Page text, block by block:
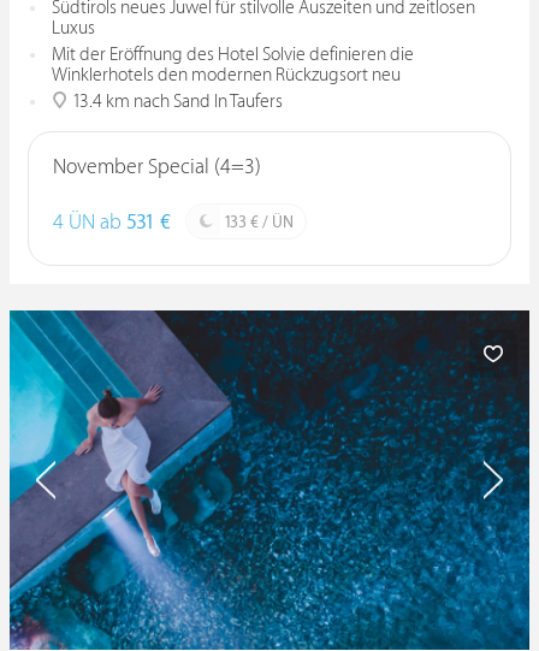
Südtirols neues Juwel für stilvolle Auszeiten und zeitlosen
Luxus
Mit der Eröffnung des Hotel Solvie definieren die
Winklerhotels den modernen Rückzugsort neu
13.4 km nach Sand In Taufers
November Special (4=3)
4 ÜN ab 531 € 133 € / ÜN